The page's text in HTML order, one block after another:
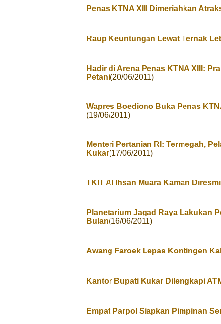
Penas KTNA XIII Dimeriahkan
Raup Keuntungan Lewat Ternak
Hadir di Arena Penas KTNA XIII:
Petani(20/06/2011)
Wapres Boediono Buka Penas
(19/06/2011)
Menteri Pertanian RI: Termegah,
Kukar(17/06/2011)
TKIT Al Ihsan Muara Kaman
Planetarium Jagad Raya Lakukan
Bulan(16/06/2011)
Awang Faroek Lepas Kontingen
Kantor Bupati Kukar Dilengkapi
Empat Parpol Siapkan Pimpinan